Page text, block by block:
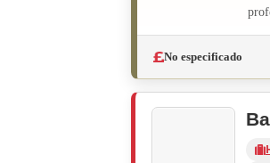
No especificado